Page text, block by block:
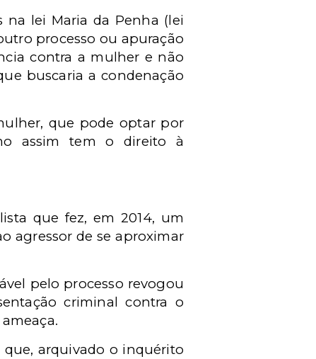
lei Maria da Penha (lei
processo ou apuração
contra a mulher e não
buscaria a condenação
que pode optar por
assim tem o direito à
que fez, em 2014, um
agressor de se aproximar
pelo processo revogou
criminal contra o
arquivado o inquérito